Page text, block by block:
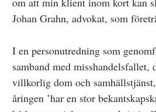
Johan Grahn, advokat, som
I en personutredning som
samband med misshandelsfallet,
villkorlig dom och
åringen ’har en stor